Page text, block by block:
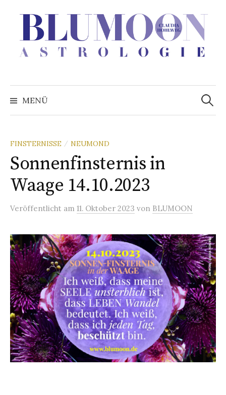
überspringen
MENÜ
Suchen
nach:
FINSTERNISSE / NEUMOND
Sonnenfinsternis in
Waage 14.10.2023
Veröffentlicht am 11. Oktober 2023 von BLUMOON